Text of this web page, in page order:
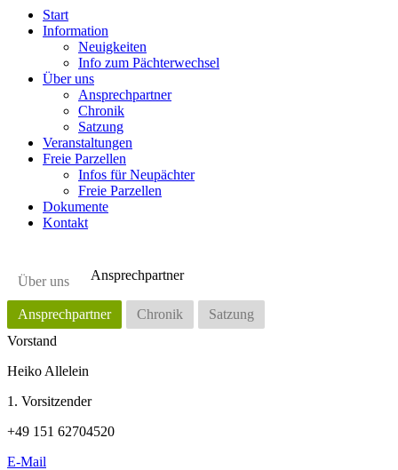
Start
Information
Neuigkeiten
Info zum Pächterwechsel
Über uns
Ansprechpartner
Chronik
Satzung
Veranstaltungen
Freie Parzellen
Infos für Neupächter
Freie Parzellen
Dokumente
Kontakt
Über uns
Ansprechpartner Chronik Satzung
Ansprechpartner
Vorstand
Heiko Allelein
1. Vorsitzender
+49 151 62704520
E-Mail